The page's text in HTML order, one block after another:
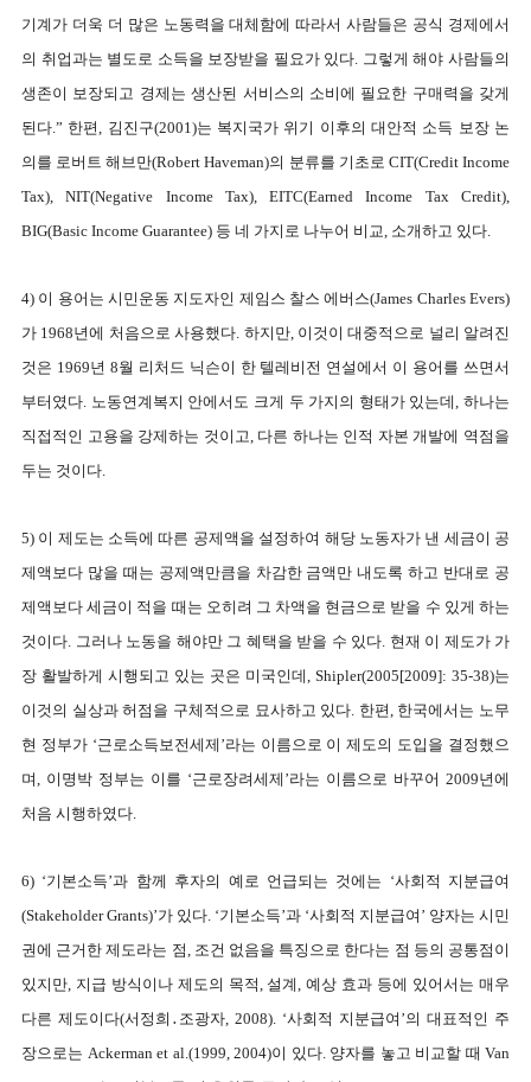
기계가 더욱 더 많은 노동력을 대체함에 따라서 사람들은 공식 경제에서
의 취업과는 별도로 소득을 보장받을 필요가 있다. 그렇게 해야 사람들의
생존이 보장되고 경제는 생산된 서비스의 소비에 필요한 구매력을 갖게
된다.” 한편, 김진구(2001)는 복지국가 위기 이후의 대안적 소득 보장 논
의를 로버트 해브만(Robert Haveman)의 분류를 기초로 CIT(Credit Income
Tax), NIT(Negative Income Tax), EITC(Earned Income Tax Credit),
BIG(Basic Income Guarantee) 등 네 가지로 나누어 비교, 소개하고 있다.
4) 이 용어는 시민운동 지도자인 제임스 찰스 에버스(James Charles Evers)
가 1968년에 처음으로 사용했다. 하지만, 이것이 대중적으로 널리 알려진
것은 1969년 8월 리처드 닉슨이 한 텔레비전 연설에서 이 용어를 쓰면서
부터였다. 노동연계복지 안에서도 크게 두 가지의 형태가 있는데, 하나는
직접적인 고용을 강제하는 것이고, 다른 하나는 인적 자본 개발에 역점을
두는 것이다.
5) 이 제도는 소득에 따른 공제액을 설정하여 해당 노동자가 낸 세금이 공
제액보다 많을 때는 공제액만큼을 차감한 금액만 내도록 하고 반대로 공
제액보다 세금이 적을 때는 오히려 그 차액을 현금으로 받을 수 있게 하는
것이다. 그러나 노동을 해야만 그 혜택을 받을 수 있다. 현재 이 제도가 가
장 활발하게 시행되고 있는 곳은 미국인데, Shipler(2005[2009]: 35-38)는
이것의 실상과 허점을 구체적으로 묘사하고 있다. 한편, 한국에서는 노무
현 정부가 ‘근로소득보전세제’라는 이름으로 이 제도의 도입을 결정했으
며, 이명박 정부는 이를 ‘근로장려세제’라는 이름으로 바꾸어 2009년에
처음 시행하였다.
6) ‘기본소득’과 함께 후자의 예로 언급되는 것에는 ‘사회적 지분급여
(Stakeholder Grants)’가 있다. ‘기본소득’과 ‘사회적 지분급여’ 양자는 시민
권에 근거한 제도라는 점, 조건 없음을 특징으로 한다는 점 등의 공통점이
있지만, 지급 방식이나 제도의 목적, 설계, 예상 효과 등에 있어서는 매우
다른 제도이다(서정희․조광자, 2008). ‘사회적 지분급여’의 대표적인 주
장으로는 Ackerman et al.(1999, 2004)이 있다. 양자를 놓고 비교할 때 Van